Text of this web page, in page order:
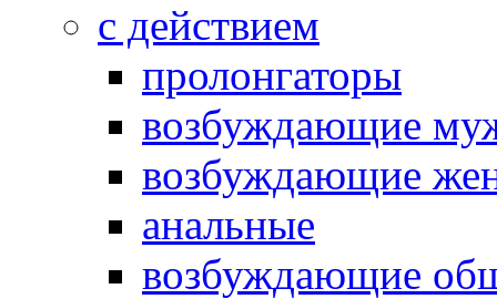
с действием
пролонгаторы
возбуждающие
возбуждающие
анальные
возбуждающие